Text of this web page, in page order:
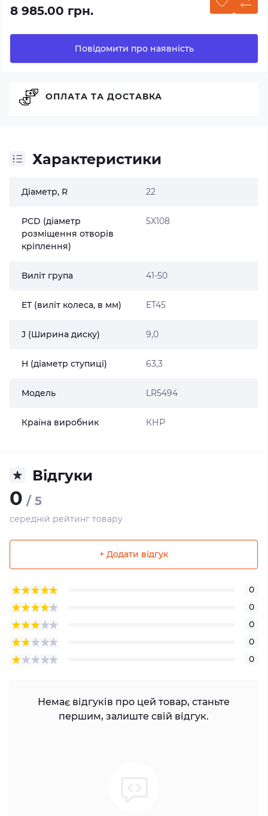
8 985.00 грн.
Повідомити про наявність
Характеристики
Діаметр, R 22
PCD (діаметр
розміщення отворів
кріплення)
5X108
Виліт група 41-50
ET (виліт колеса, в мм) ET45
J (Ширина диску) 9,0
H (діаметр ступиці) 63,3
Модель LR5494
Країна виробник КНР
Відгуки
0 / 5
середній рейтинг товару
+ Додати відгук
0
0
0
0
0
Немає відгуків про цей товар, станьте
першим, залиште свій відгук.
ОПЛАТА ТА ДОСТАВКА